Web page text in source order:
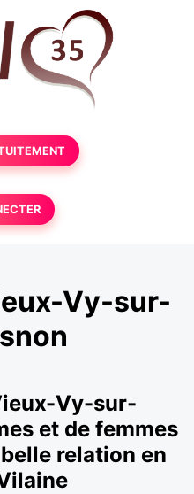
Vy-sur-
Vy-sur-
et de femmes
relation en